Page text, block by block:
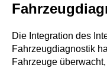
Die Integration des
Fahrzeugdiagnostik
Fahrzeuge